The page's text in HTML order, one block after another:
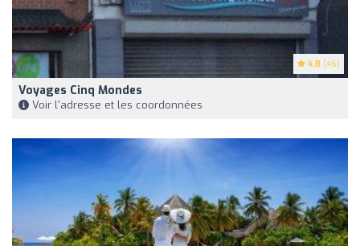
4.8 (46)
Voyages Cinq Mondes
Voir l'adresse et les coordonnées